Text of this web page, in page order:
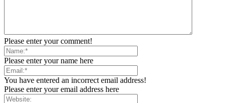
Please enter your comment!
Please enter your name here
You have entered an incorrect email address!
Please enter your email address here